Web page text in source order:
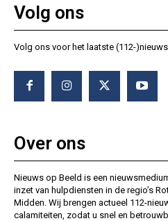
Volg ons
Volg ons voor het laatste (112-
Over ons
Nieuws op Beeld is een
inzet van hulpdiensten in de regio’s
Midden. Wij brengen actueel 112-
calamiteiten, zodat u snel en